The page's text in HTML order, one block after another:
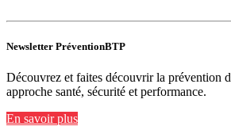
Newsletter PréventionBTP
Découvrez et faites découvrir la prévention
approche santé, sécurité et performance.
En savoir plus